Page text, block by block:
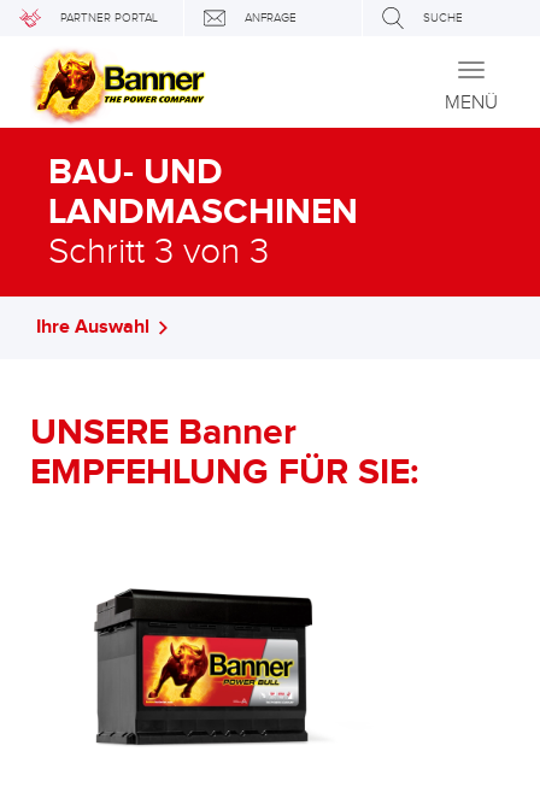
PARTNER PORTAL ANFRAGE SUCHE
Toggle
MENÜ
BAU- UND
LANDMASCHINEN
Schritt 3 von 3
Ihre Auswahl
UNSERE Banner
EMPFEHLUNG FÜR SIE: